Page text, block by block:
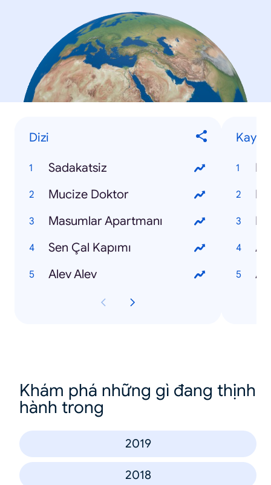
Dizi
Sadakatsiz
Mucize Doktor
Masumlar Apartmanı
Sen Çal Kapımı
Alev Alev
Khám phá những gì đang thịnh
hành trong
2019
2018